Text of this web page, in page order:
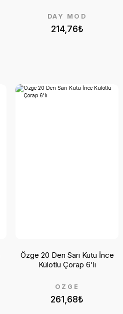
214,76₺
DAY MOD
261,68₺
ÖZGE
Özge 20 Den Sarı Kutu İnce
Külotlu Çorap 6'lı